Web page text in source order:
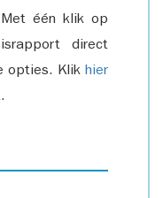
één klik op
direct
opties. Klik hier